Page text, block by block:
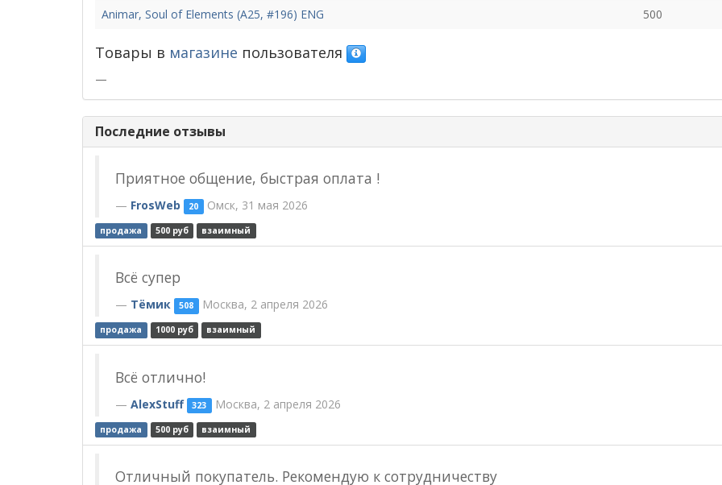
Animar, Soul of Elements (A25, #196) ENG
500
Товары в магазине пользователя
—
Последние отзывы
Приятное общение, быстрая оплата !
FrosWeb 20 Омск, 31 мая 2026
продажа 500 руб взаимный
Всё супер
Тёмик 508 Москва, 2 апреля 2026
продажа 1000 руб взаимный
Всё отлично!
AlexStuff 323 Москва, 2 апреля 2026
продажа 500 руб взаимный
Отличный покупатель. Рекомендую к сотрудничеству